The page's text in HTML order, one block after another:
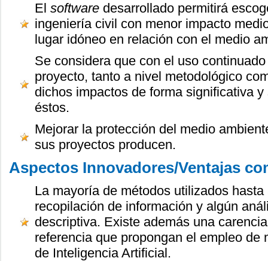
El software desarrollado permitirá
ingeniería civil con menor impacto
lugar idóneo en relación con el medio
Se considera que con el uso
proyecto, tanto a nivel metodológico
dichos impactos de forma significativa
éstos.
Mejorar la protección del medio
sus proyectos producen.
Aspectos Innovadores/Ventajas
La mayoría de métodos utilizados
recopilación de información y algún
descriptiva. Existe además una
referencia que propongan el empleo de
de Inteligencia Artificial.